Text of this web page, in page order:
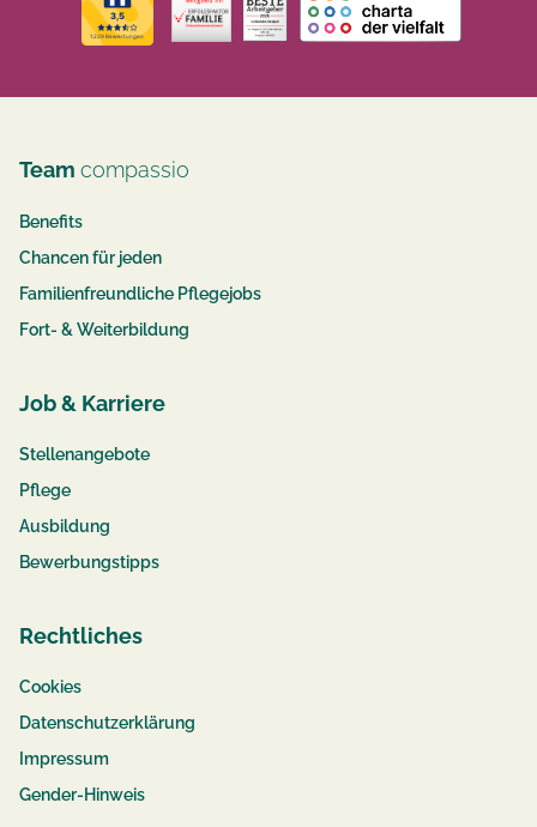
Team compassio
Benefits
Chancen für jeden
Familienfreundliche Pflegejobs
Fort- & Weiterbildung
Job & Karriere
Stellenangebote
Pflege
Ausbildung
Bewerbungstipps
Rechtliches
Cookies
Datenschutzerklärung
Impressum
Gender-Hinweis